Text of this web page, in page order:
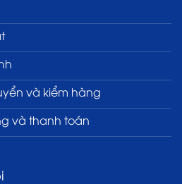
và kiểm hàng
và thanh toán